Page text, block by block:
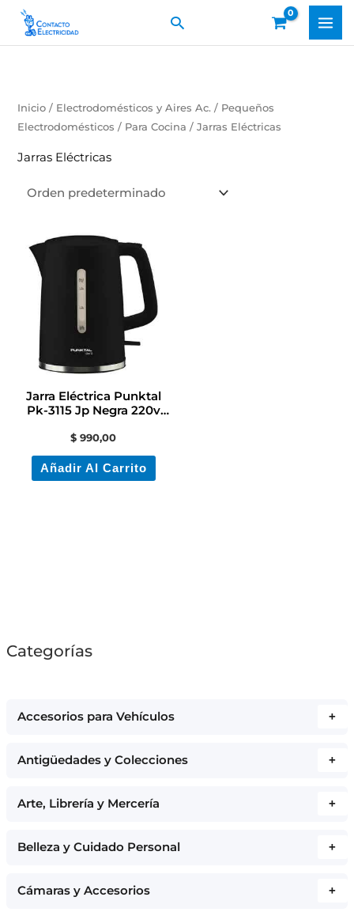
Buscar
Categorías
Accesorios para Vehículos +
Antigüedades y Colecciones +
Arte, Librería y Mercería +
Belleza y Cuidado Personal +
Cámaras y Accesorios +
Inicio / Electrodomésticos y Aires Ac. / Pequeños
Electrodomésticos / Para Cocina / Jarras Eléctricas
Jarras Eléctricas
Jarra Eléctrica Punktal
Pk-3115 Jp Negra 220v
$ 990,00
Añadir Al Carrito